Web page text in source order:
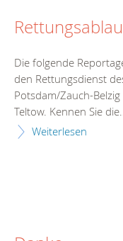
Die folgende
den Rettungsdienst
Potsdam/Zauch-
Teltow. Kennen Sie die...
Weiterlesen